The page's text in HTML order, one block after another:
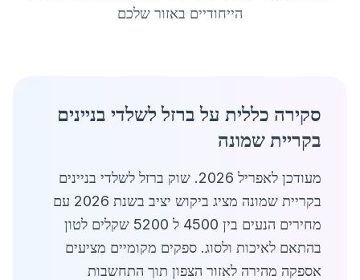
הייחודיים באזור שלכם
סקירה כללית על ברזל לשלדי בניינים
בקריית שמונה
מעודכן לאפריל 2026. שוק ברזל לשלדי בניינים
בקריית שמונה מציג ביקוש יציב בשנת 2026 עם
מחירים הנעים בין 4500 ל 5200 שקלים לטון
בהתאם לאיכות ולסוג. ספקים מקומיים מציעים
אספקה מהירה לאזור הצפון תוך התחשבות